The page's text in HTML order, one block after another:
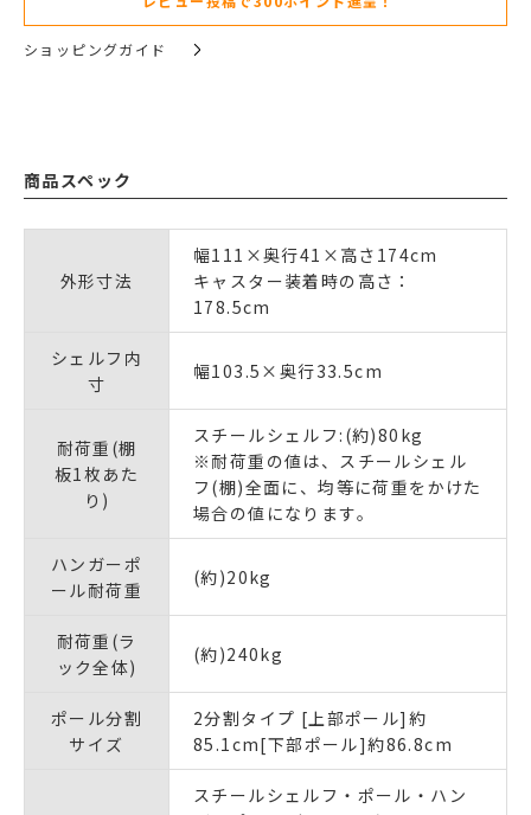
ショッピングガイド
商品スペック
外形寸法
幅111×奥行41×高さ174cm
キャスター装着時の高さ：
178.5cm
シェルフ内
寸
幅103.5×奥行33.5cm
耐荷重(棚
板1枚あた
り)
スチールシェルフ:(約)80kg
※耐荷重の値は、スチールシェル
フ(棚)全面に、均等に荷重をかけた
場合の値になります。
ハンガーポ
ール耐荷重
(約)20kg
耐荷重(ラ
ック全体)
(約)240kg
ポール分割
サイズ
2分割タイプ [上部ポール]約
85.1cm[下部ポール]約86.8cm
スチールシェルフ・ポール・ハン